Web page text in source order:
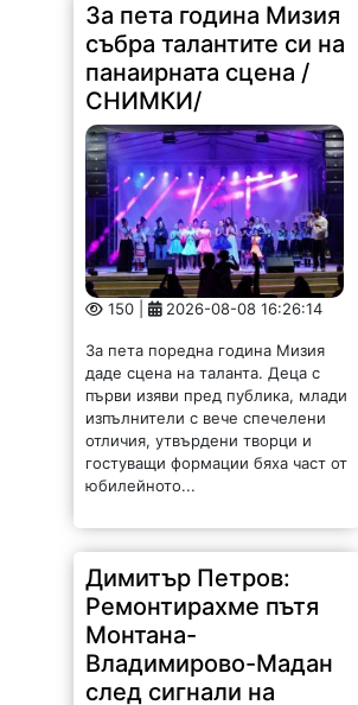
За пета година Мизия
събра талантите си на
панаирната сцена /
СНИМКИ/
150 | 2026-08-08 16:26:14
За пета поредна година Мизия
даде сцена на таланта. Деца с
първи изяви пред публика, млади
изпълнители с вече спечелени
отличия, утвърдени творци и
гостуващи формации бяха част от
юбилейното...
Димитър Петров:
Ремонтирахме пътя
Монтана-
Владимирово-Мадан
след сигнали на